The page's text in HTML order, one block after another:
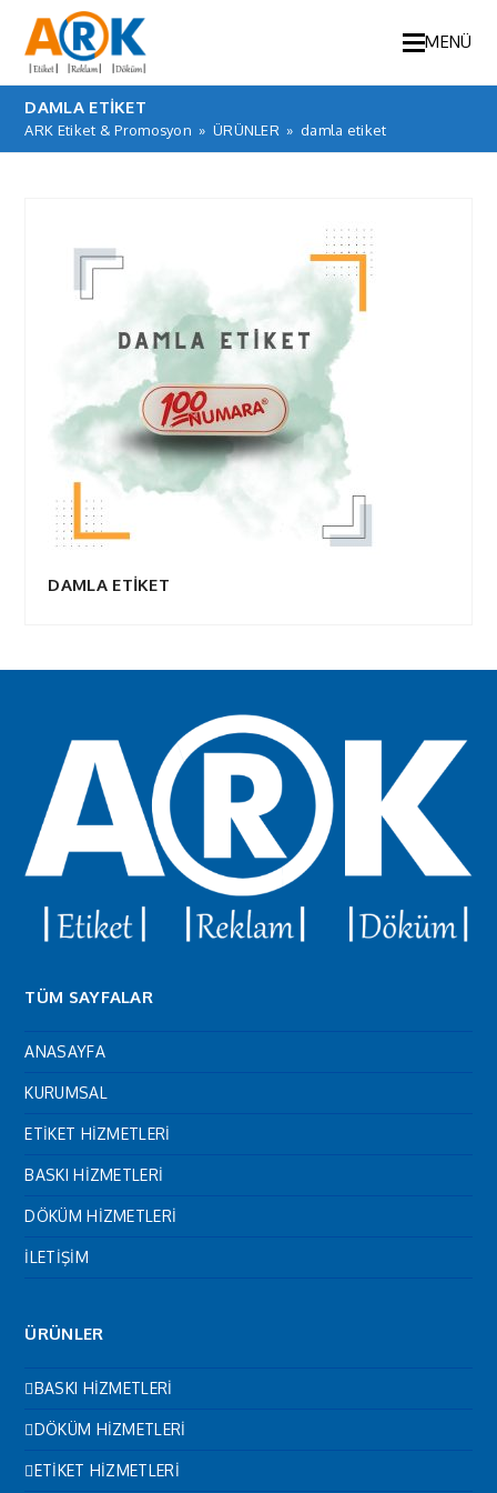
MENÜ
DAMLA ETIKET
ARK Etiket & Promosyon » ÜRÜNLER » damla etiket
DAMLA ETİKET
TÜM SAYFALAR
ANASAYFA
KURUMSAL
ETİKET HİZMETLERİ
BASKI HİZMETLERİ
DÖKÜM HİZMETLERİ
İLETİŞİM
ÜRÜNLER
BASKI HİZMETLERİ
DÖKÜM HİZMETLERİ
ETİKET HİZMETLERİ